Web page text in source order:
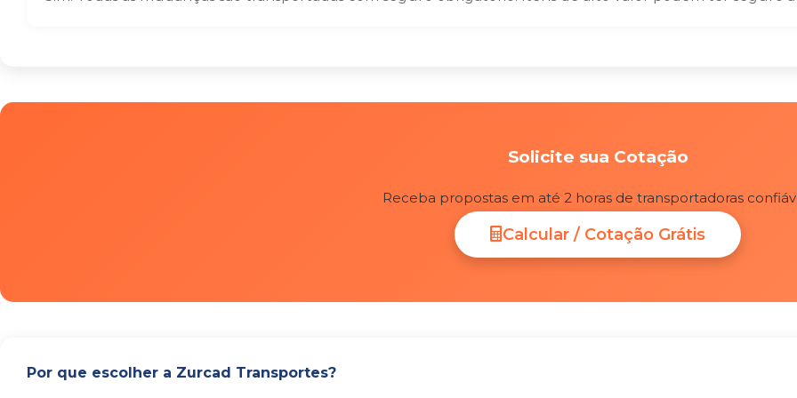
Solicite sua Cotação
Receba propostas em até 2 horas de transportadoras
Calcular / Cotação Grátis
Por que escolher a Zurcad Transportes?